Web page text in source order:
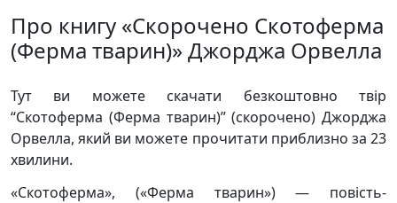
Про книгу «Скорочено Скотоферма
(Ферма тварин)» Джорджа Орвелла
Тут ви можете скачати безкоштовно твір
“Скотоферма (Ферма тварин)” (скорочено) Джорджа
Орвелла, який ви можете прочитати приблизно за 23
хвилини.
«Скотоферма», («Ферма тварин») — повість-